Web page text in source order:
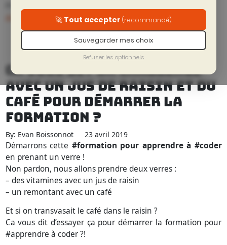
SESSIONS
EN COURS
🚀 Tout accepter (recommandé)
Sauvegarder mes choix
Refuser les optionnels
application .net core 2.0 -
C'était quoi le contexte
CA VOUS DIT UN CHALLENGE
AVEC UN JUS DE RAISIN ET DU
CAFÉ POUR DÉMARRER LA
FORMATION ?
By: Evan Boissonnot 23 avril 2019
Démarrons cette #formation pour apprendre à #coder
en prenant un verre !
Non pardon, nous allons prendre deux verres :
– des vitamines avec un jus de raisin
– un remontant avec un café
Et si on transvasait le café dans le raisin ?
Ca vous dit d’essayer ça pour démarrer la formation pour
#apprendre à coder ?!